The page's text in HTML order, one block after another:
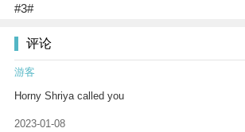
#3#
评论
游客
Horny Shriya called you
2023-01-08